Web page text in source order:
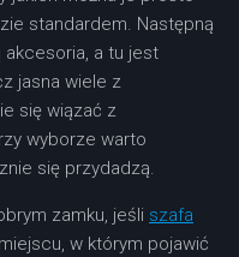
standardem. Następną
a tu jest
jasna wiele z
się wiązać z
wyborze warto
się przydadzą.
zamku, jeśli szafa
w którym pojawić